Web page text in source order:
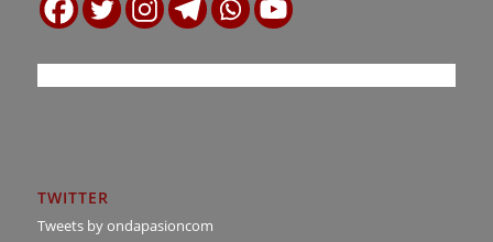
TWITTER
Tweets by ondapasioncom